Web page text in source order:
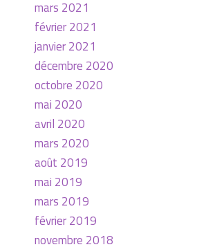
mars 2021
février 2021
janvier 2021
décembre 2020
octobre 2020
mai 2020
avril 2020
mars 2020
août 2019
mai 2019
mars 2019
février 2019
novembre 2018